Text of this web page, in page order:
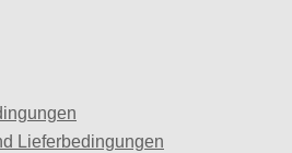
Lieferbedingungen